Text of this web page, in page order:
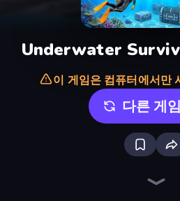
Underwater
이 게임은 컴퓨터에서만
다른 게